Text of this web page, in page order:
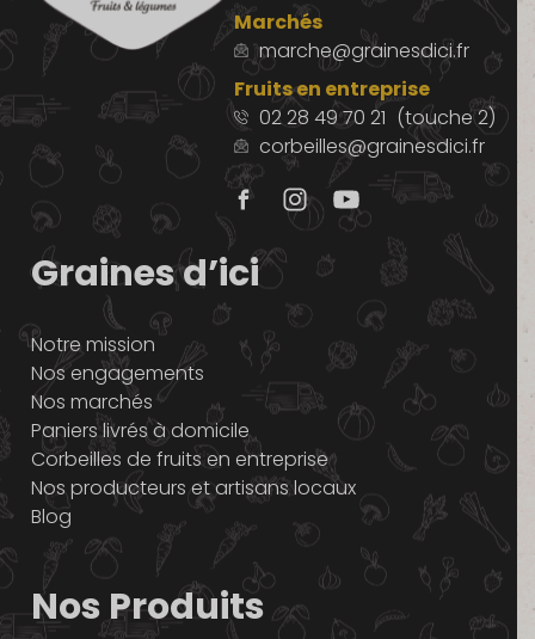
Marchés
marche@grainesdici.fr
Fruits en entreprise
02 28 49 70 21 (touche 2)
corbeilles@grainesdici.fr
Graines d’ici
Notre mission
Nos engagements
Nos marchés
Paniers livrés à domicile
Corbeilles de fruits en entreprise
Nos producteurs et artisans locaux
Blog
Nos Produits